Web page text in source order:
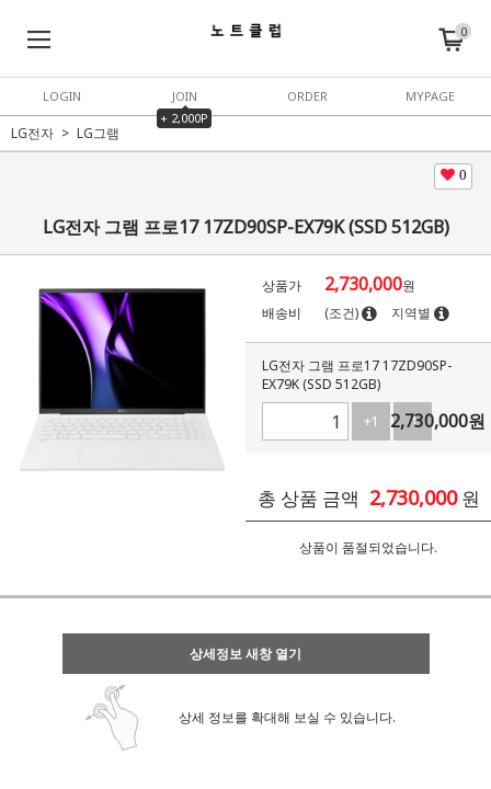
0
LOGIN
JOIN
+ 2,000P
ORDER MYPAGE
LG전자 LG그램
0
LG전자 그램 프로17 17ZD90SP-EX79K (SSD 512GB)
상품가 2,730,000원
배송비
(조건) 지역별
LG전자 그램 프로17 17ZD90SP-
EX79K (SSD 512GB)
+1
-1
2,730,000원
총 상품 금액 2,730,000 원
상품이 품절되었습니다.
상세정보 새창 열기
상세 정보를 확대해 보실 수 있습니다.